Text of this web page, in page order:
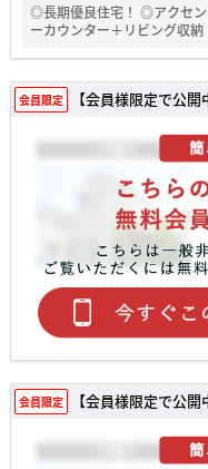
◎長期優良住宅！ ◎アクセ
ーカウンター＋リビング収
会員限定 【会員様限定で公開
会員限定 【会員様限定で公開